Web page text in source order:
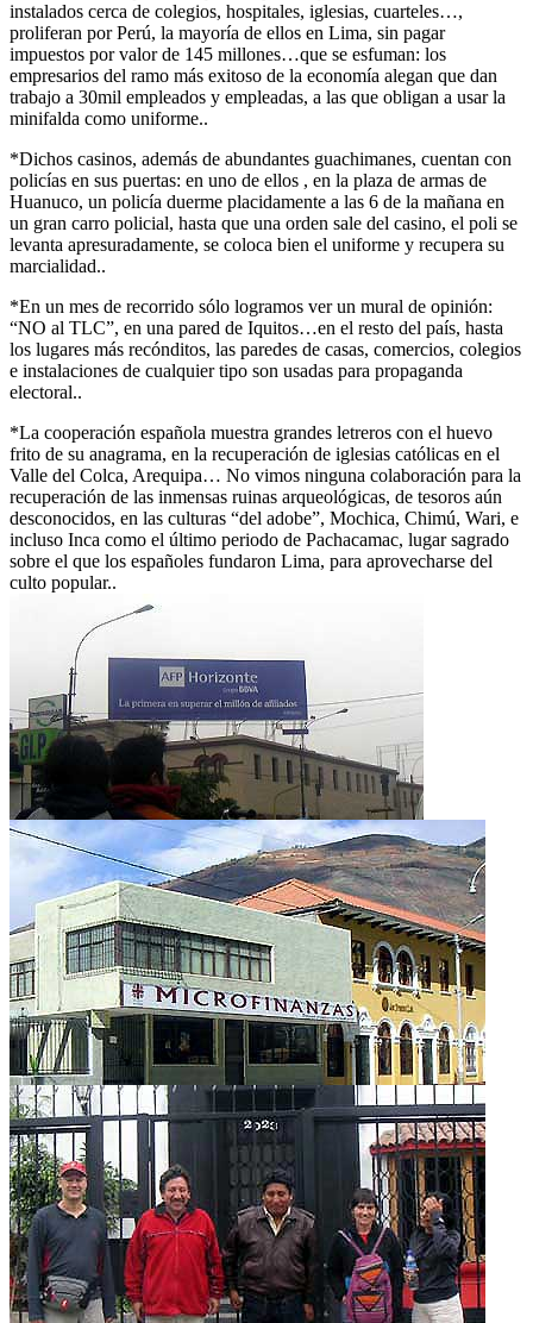
instalados cerca de colegios, hospitales, iglesias, cuarteles…,
proliferan por Perú, la mayoría de ellos en Lima, sin pagar
impuestos por valor de 145 millones…que se esfuman: los
empresarios del ramo más exitoso de la economía alegan que dan
trabajo a 30mil empleados y empleadas, a las que obligan a usar la
minifalda como uniforme..
*Dichos casinos, además de abundantes guachimanes, cuentan con
policías en sus puertas: en uno de ellos , en la plaza de armas de
Huanuco, un policía duerme placidamente a las 6 de la mañana en
un gran carro policial, hasta que una orden sale del casino, el poli se
levanta apresuradamente, se coloca bien el uniforme y recupera su
marcialidad..
*En un mes de recorrido sólo logramos ver un mural de opinión:
“NO al TLC”, en una pared de Iquitos…en el resto del país, hasta
los lugares más recónditos, las paredes de casas, comercios, colegios
e instalaciones de cualquier tipo son usadas para propaganda
electoral..
*La cooperación española muestra grandes letreros con el huevo
frito de su anagrama, en la recuperación de iglesias católicas en el
Valle del Colca, Arequipa… No vimos ninguna colaboración para la
recuperación de las inmensas ruinas arqueológicas, de tesoros aún
desconocidos, en las culturas “del adobe”, Mochica, Chimú, Wari, e
incluso Inca como el último periodo de Pachacamac, lugar sagrado
sobre el que los españoles fundaron Lima, para aprovecharse del
culto popular..